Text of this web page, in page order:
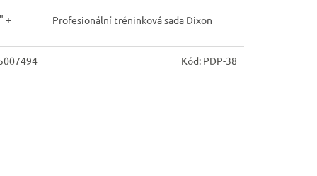
+ Profesionální tréninková sada Dixon
Kód: PDP-38